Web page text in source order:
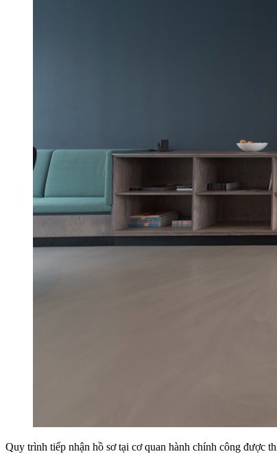
Quy trình tiếp nhận hồ sơ tại cơ quan hành chính công được